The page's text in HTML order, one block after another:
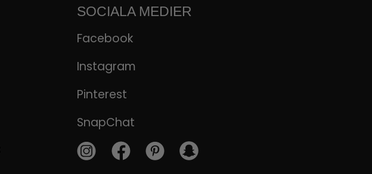
SOCIALA MEDIER
Facebook
Instagram
Pinterest
SnapChat